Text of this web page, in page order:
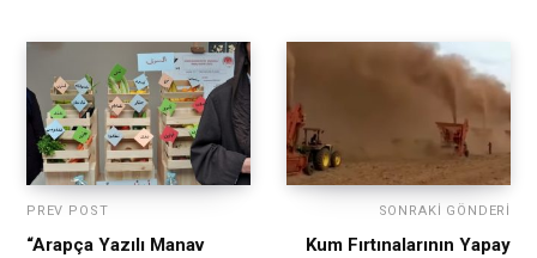
PREV POST
“Arapça Yazılı Manav
SONRAKI GÖNDERI
Kum Fırtınalarının Yapay